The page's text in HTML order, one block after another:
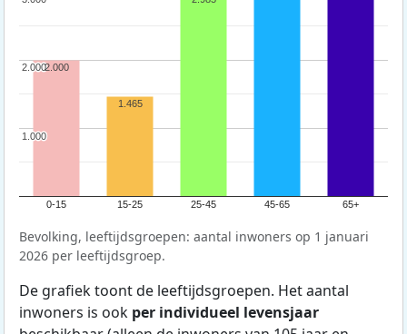
0-15 15-25 25-45 45-65 65+
1.000
1.000
2.000
2.0002.000
1.465
Bevolking, leeftijdsgroepen: aantal inwoners op 1 januari
2026 per leeftijdsgroep.
De grafiek toont de leeftijdsgroepen. Het aantal
inwoners is ook per individueel levensjaar